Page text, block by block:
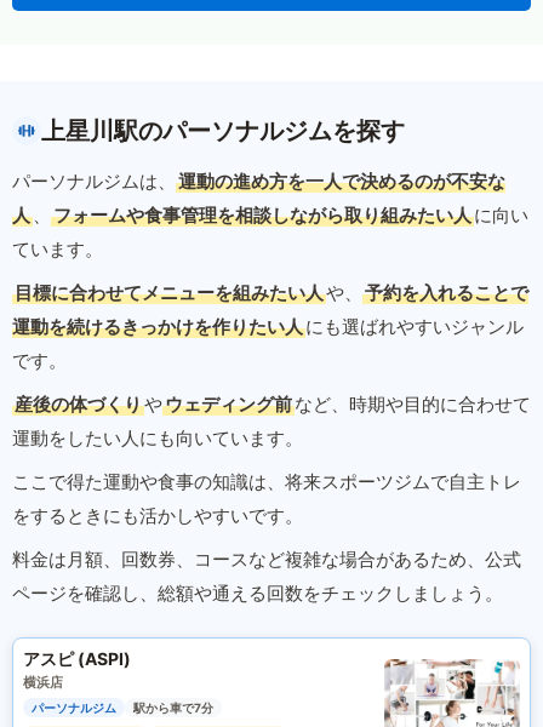
上星川駅のパーソナルジムを探す
パーソナルジムは、
運動の進め方を一人で決めるのが不安な
人 、 フォームや食事管理を相談しながら取り組みたい人に向い
ています。
目標に合わせてメニューを組みたい人や、
予約を入れることで
運動を続けるきっかけを作りたい人にも選ばれやすいジャンル
です。
産後の体づくりやウェディング前など、時期や目的に合わせて
運動をしたい人にも向いています。
ここで得た運動や食事の知識は、将来スポーツジムで自主トレ
をするときにも活かしやすいです。
料金は月額、回数券、コースなど複雑な場合があるため、公式
ページを確認し、総額や通える回数をチェックしましょう。
アスピ (ASPI)
横浜店
パーソナルジム
駅から車で7分